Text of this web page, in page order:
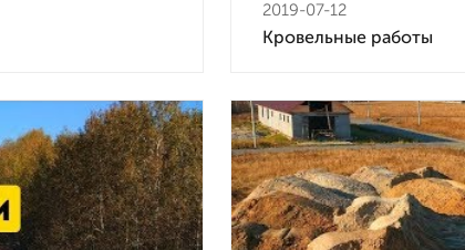
2019-07-12
Кровельные работы